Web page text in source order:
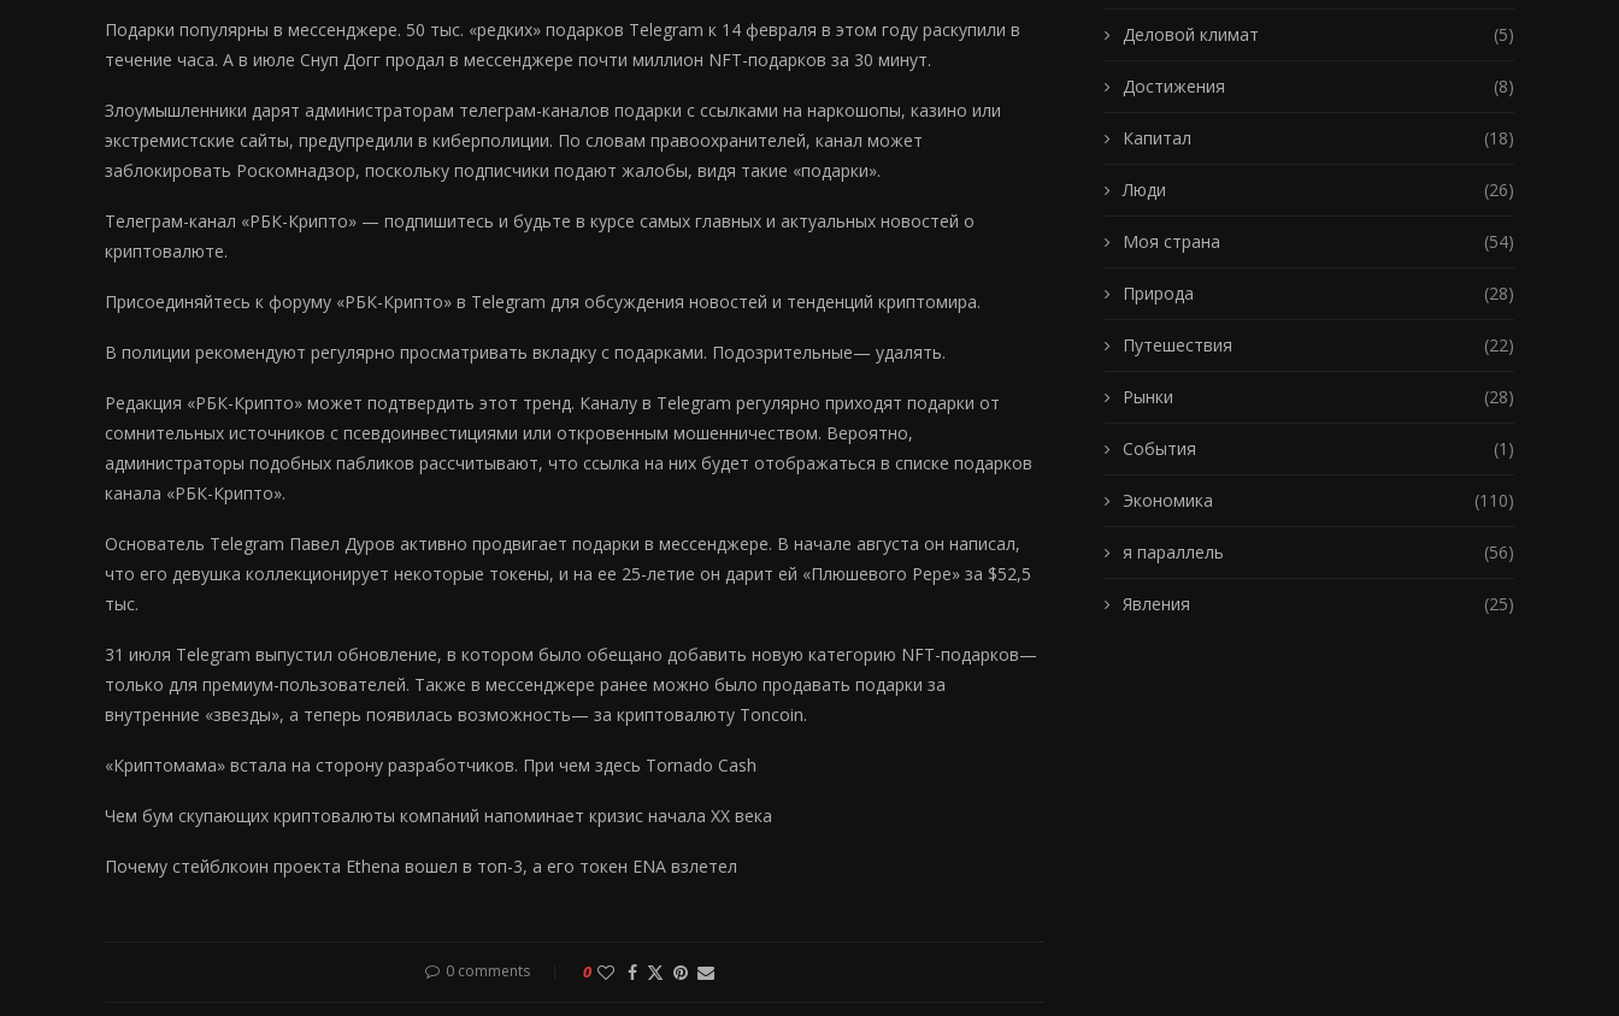
Подарки популярны в мессенджере. 50 тыс. «редких» подарков Telegram к 14 февраля в этом году раскупили в
течение часа. А в июле Снуп Догг продал в мессенджере почти миллион NFT-подарков за 30 минут.
Злоумышленники дарят администраторам телеграм-каналов подарки с ссылками на наркошопы, казино или
экстремистские сайты, предупредили в киберполиции. По словам правоохранителей, канал может
заблокировать Роскомнадзор, поскольку подписчики подают жалобы, видя такие «подарки».
Телеграм-канал «РБК-Крипто» — подпишитесь и будьте в курсе самых главных и актуальных новостей о
криптовалюте.
Присоединяйтесь к форуму «РБК-Крипто» в Telegram для обсуждения новостей и тенденций криптомира.
В полиции рекомендуют регулярно просматривать вкладку с подарками. Подозрительные— удалять.
Редакция «РБК-Крипто» может подтвердить этот тренд. Каналу в Telegram регулярно приходят подарки от
сомнительных источников с псевдоинвестициями или откровенным мошенничеством. Вероятно,
администраторы подобных пабликов рассчитывают, что ссылка на них будет отображаться в списке подарков
канала «РБК-Крипто».
Основатель Telegram Павел Дуров активно продвигает подарки в мессенджере. В начале августа он написал,
что его девушка коллекционирует некоторые токены, и на ее 25-летие он дарит ей «Плюшевого Pepe» за $52,5
тыс.
31 июля Telegram выпустил обновление, в котором было обещано добавить новую категорию NFT-подарков—
только для премиум-пользователей. Также в мессенджере ранее можно было продавать подарки за
внутренние «звезды», а теперь появилась возможность— за криптовалюту Toncoin.
«Криптомама» встала на сторону разработчиков. При чем здесь Tornado Cash
Чем бум скупающих криптовалюты компаний напоминает кризис начала XX века
Почему стейблкоин проекта Ethena вошел в топ-3, а его токен ENA взлетел
0 comments 0
Деловой климат (5)
Достижения (8)
Капитал (18)
Люди (26)
Моя страна (54)
Природа (28)
Путешествия (22)
Рынки (28)
События (1)
Экономика (110)
я параллель (56)
Явления (25)